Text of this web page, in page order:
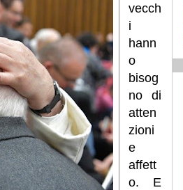
vecch
i
hann
o
bisog
no di
atten
zioni
e
affett
o. E